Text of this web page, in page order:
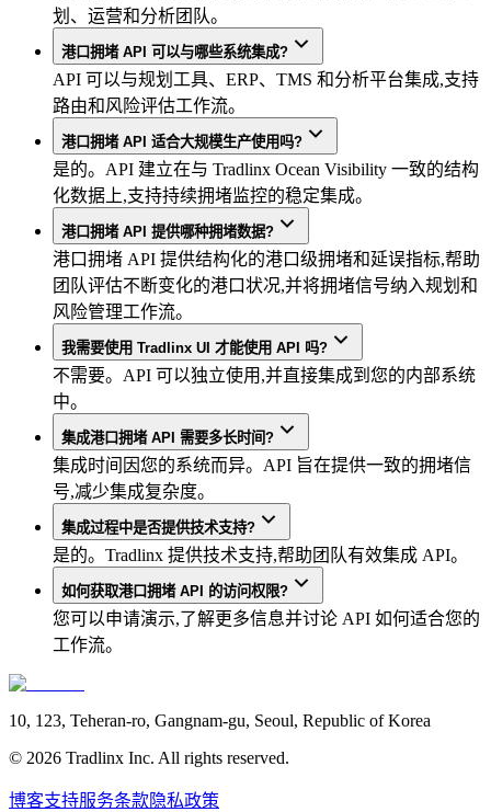
划、运营和分析团队。
港口拥堵 API 可以与哪些系统集成?
API 可以与规划工具、ERP、TMS 和分析平台集成,支持
路由和风险评估工作流。
港口拥堵 API 适合大规模生产使用吗?
是的。API 建立在与 Tradlinx Ocean Visibility 一致的结构
化数据上,支持持续拥堵监控的稳定集成。
港口拥堵 API 提供哪种拥堵数据?
港口拥堵 API 提供结构化的港口级拥堵和延误指标,帮助
团队评估不断变化的港口状况,并将拥堵信号纳入规划和
风险管理工作流。
我需要使用 Tradlinx UI 才能使用 API 吗?
不需要。API 可以独立使用,并直接集成到您的内部系统
中。
集成港口拥堵 API 需要多长时间?
集成时间因您的系统而异。API 旨在提供一致的拥堵信
号,减少集成复杂度。
集成过程中是否提供技术支持?
是的。Tradlinx 提供技术支持,帮助团队有效集成 API。
如何获取港口拥堵 API 的访问权限?
您可以申请演示,了解更多信息并讨论 API 如何适合您的
工作流。
10, 123, Teheran-ro, Gangnam-gu, Seoul, Republic of Korea
© 2026 Tradlinx Inc. All rights reserved.
博客支持服务条款隐私政策